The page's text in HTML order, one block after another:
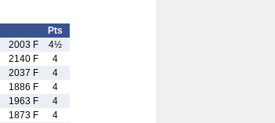
Pts
2003 F
4½
2140 F
4
2037 F
4
1886 F
4
1963 F
4
1873 F
4